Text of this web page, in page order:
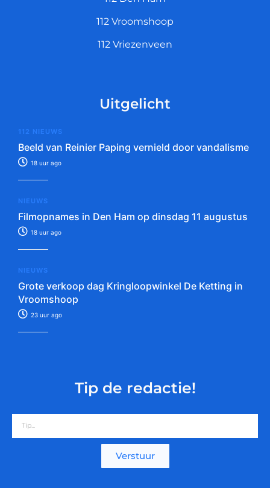
112 Vroomshoop
112 Vriezenveen
Uitgelicht
112 NIEUWS
Beeld van Reinier Paping vernield door vandalisme
18 uur ago
NIEUWS
Filmopnames in Den Ham op dinsdag 11 augustus
18 uur ago
NIEUWS
Grote verkoop dag Kringloopwinkel De Ketting in
Vroomshoop
23 uur ago
Tip de redactie!
Verstuur